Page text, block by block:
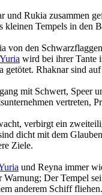
und Rukia zusammen
Tempels in den
von den
Yuria wird bei ihrer Tante
getötet. Rhaknar sind
mit Schwert, Speer
vertreten,
verbirgt ein
dicht mit dem
Ziele.
und Reyna immer
Der Tempel
anderem Schiff fliehen.